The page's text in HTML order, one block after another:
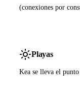
(conexiones por
Playas
Kea se lleva el